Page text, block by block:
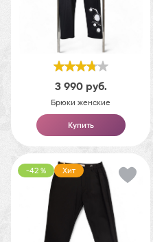
3 990 руб.
Брюки женские
Купить
-42 % Хит